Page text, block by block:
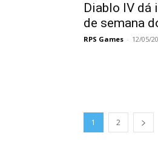
Diablo IV dá
de semana
RPS Games - 12/05/
1 2